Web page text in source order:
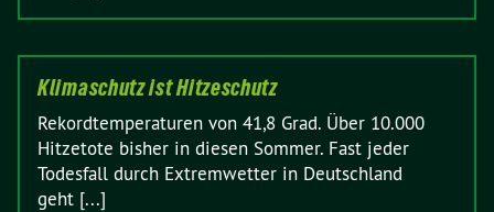
Klimaschutz ist Hitzeschutz
Rekordtemperaturen von 41,8 Grad. Über 10.000
Hitzetote bisher in diesen Sommer. Fast jeder
Todesfall durch Extremwetter in Deutschland
geht [...]